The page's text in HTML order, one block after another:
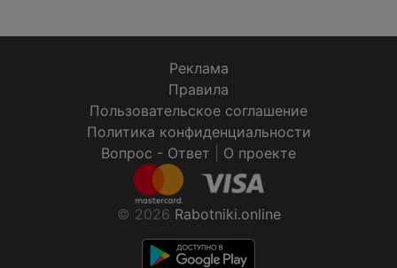
Реклама
Правила
Пользовательское соглашение
Политика конфиденциальности
Вопрос - Ответ
О проекте
© 2026 Rabotniki.online